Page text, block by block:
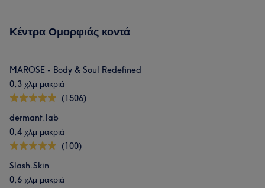
Κέντρα Ομορφιάς κοντά
MAROSE - Body & Soul Redefined
0,3 χλμ μακριά
(1506)
dermant.lab
0,4 χλμ μακριά
(100)
Slash.Skin
0,6 χλμ μακριά